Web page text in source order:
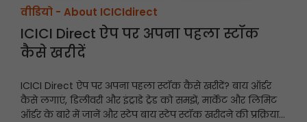
वीडियो - About ICICIdirect
ICICI Direct ऐप पर अपना पहला स्टॉक
कैसे खरीदें
ICICI Direct ऐप पर अपना पहला स्टॉक कैसे खरीदें? बाय ऑर्डर
कैसे लगाएं, डिलीवरी और इंट्राडे ट्रेड को समझें, मार्केट और लिमिट
ऑर्डर के बारे में जानें और स्टेप बाय स्टेप स्टॉक खरीदने की प्रक्रिया